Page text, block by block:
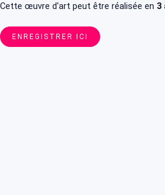
Cette œuvre d'art peut être réalisée en 3
ENREGISTRER ICI